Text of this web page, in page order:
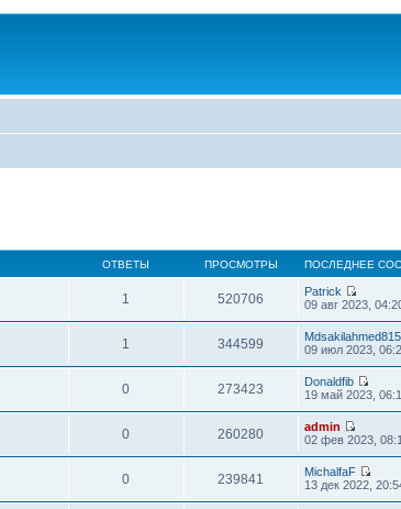
ОТВЕТЫ ПРОСМОТРЫ ПОСЛЕДНЕЕ
1 520706
Patrick
09 авг 2023,
1 344599
09 июл 2023,
0 273423
Donaldfib
19 май 2023,
0 260280
admin
02 фев 2023,
0 239841
MichalfaF
13 дек 2022,